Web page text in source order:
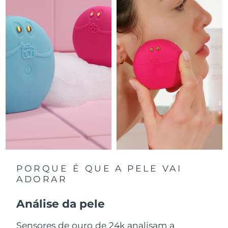
PORQUE É QUE A PELE VAI
ADORAR
Análise da pele
Sensores de ouro de 24k analisam a
Entrega prevista 8/12/26
Macau, RAE da
China
Entrega prevista 8/14/26
Malásia Entrega prevista8/15/26
Entrega prevista 8/12/26
México Entrega prevista 8/16/26
Mônaco Entrega prevista 8/13/26
Países Baixos Entrega prevista